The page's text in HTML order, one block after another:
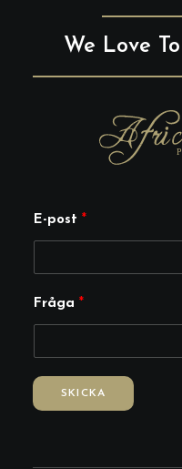
We Love
*
o
s
*
E-post *
Fråga *
SKICKA